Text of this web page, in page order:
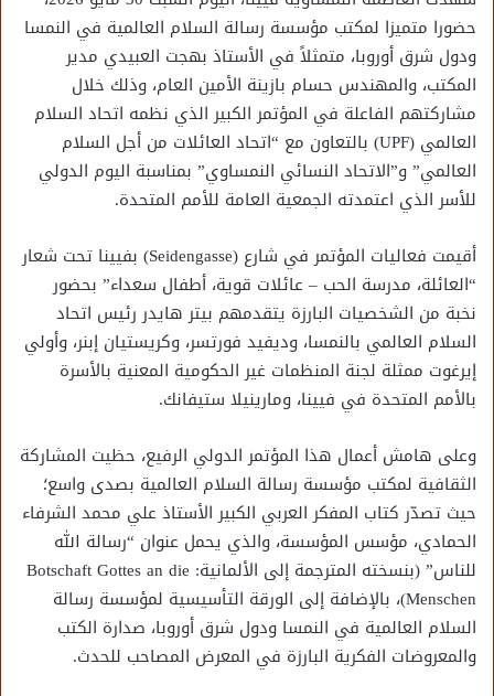
حضورا متميزا لمكتب مؤسسة رسالة السلام العالمية في النمسا
ودول شرق أوروبا، متمثلاً في الأستاذ بهجت العبيدي مدير
المكتب، والمهندس حسام بازينة الأمين العام، وذلك خلال
مشاركتهم الفاعلة في المؤتمر الكبير الذي نظمه اتحاد السلام
العالمي (UPF) بالتعاون مع “اتحاد العائلات من أجل السلام
العالمي” و”الاتحاد النسائي النمساوي” بمناسبة اليوم الدولي
للأسر الذي اعتمدته الجمعية العامة للأمم المتحدة.
أقيمت فعاليات المؤتمر في شارع (Seidengasse) بفيينا تحت شعار
“العائلة، مدرسة الحب – عائلات قوية، أطفال سعداء” بحضور
نخبة من الشخصيات البارزة يتقدمهم بيتر هايدر رئيس اتحاد
السلام العالمي بالنمسا، وديفيد فورتسر، وكريستيان إبنر، وأولي
إيرغوت ممثلة لجنة المنظمات غير الحكومية المعنية بالأسرة
بالأمم المتحدة في فيينا، ومارينيلا ستيفانك.
وعلى هامش أعمال هذا المؤتمر الدولي الرفيع، حظيت المشاركة
الثقافية لمكتب مؤسسة رسالة السلام العالمية بصدى واسع؛
حيث تصدّر كتاب المفكر العربي الكبير الأستاذ علي محمد الشرفاء
الحمادي، مؤسس المؤسسة، والذي يحمل عنوان “رسالة الله
للناس” (بنسخته المترجمة إلى الألمانية: Botschaft Gottes an die
Menschen)، بالإضافة إلى الورقة التأسيسية لمؤسسة رسالة
السلام العالمية في النمسا ودول شرق أوروبا، صدارة الكتب
والمعروضات الفكرية البارزة في المعرض المصاحب للحدث.